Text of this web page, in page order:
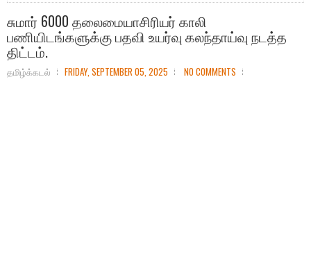
சுமார் 6000 தலைமையாசிரியர் காலி
பணியிடங்களுக்கு பதவி உயர்வு கலந்தாய்வு நடத்த
திட்டம்.
தமிழ்க்கடல் FRIDAY, SEPTEMBER 05, 2025 NO COMMENTS